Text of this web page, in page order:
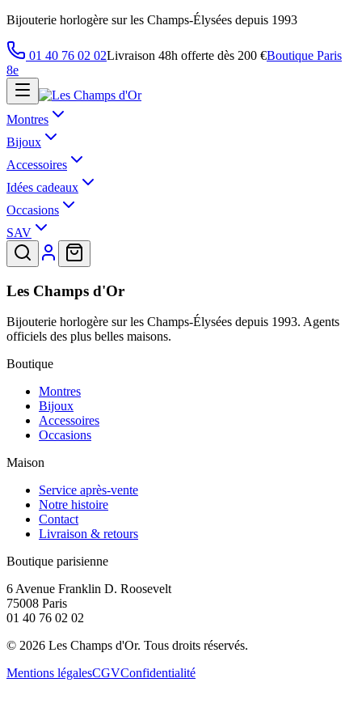
Bijouterie horlogère sur les Champs-Élysées depuis 1993
01 40 76 02 02Livraison 48h offerte dès 200 €Boutique Paris
8e
Montres
Bijoux
Accessoires
Idées cadeaux
Occasions
SAV
Les Champs d'Or
Bijouterie horlogère sur les Champs-Élysées depuis 1993. Agents
officiels des plus belles maisons.
Boutique
Montres
Bijoux
Accessoires
Occasions
Maison
Service après-vente
Notre histoire
Contact
Livraison & retours
Boutique parisienne
6 Avenue Franklin D. Roosevelt
75008 Paris
01 40 76 02 02
© 2026 Les Champs d'Or. Tous droits réservés.
Mentions légalesCGVConfidentialité